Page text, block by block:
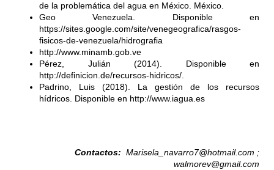
de la problemática del agua en México. México.
Geo Venezuela. Disponible en
https://sites.google.com/site/venegeografica/rasgos-
fisicos-de-venezuela/hidrografia
http://www.minamb.gob.ve
Pérez, Julián (2014). Disponible en
http://definicion.de/recursos-hidricos/.
Padrino, Luis (2018). La gestión de los recursos
hídricos. Disponible en http://www.iagua.es
Contactos: Marisela_navarro7@hotmail.com ;
walmorev@gmail.com